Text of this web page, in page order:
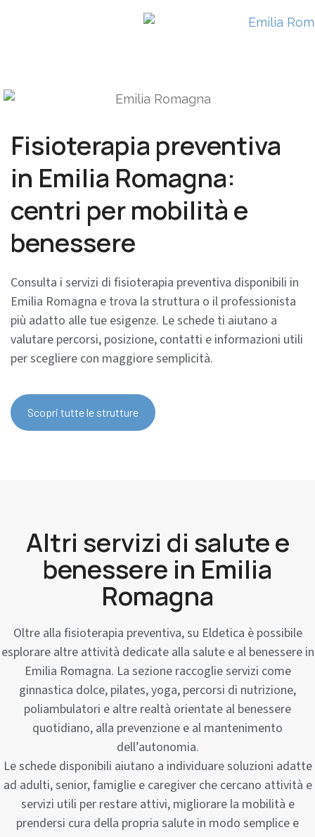
Fisioterapia preventiva
in Emilia Romagna:
centri per mobilità e
benessere
Consulta i servizi di fisioterapia preventiva disponibili in
Emilia Romagna e trova la struttura o il professionista
più adatto alle tue esigenze. Le schede ti aiutano a
valutare percorsi, posizione, contatti e informazioni utili
per scegliere con maggiore semplicità.
Scopri tutte le strutture
Altri servizi di salute e
benessere in Emilia
Romagna
Oltre alla fisioterapia preventiva, su Eldetica è possibile
esplorare altre attività dedicate alla salute e al benessere in
Emilia Romagna. La sezione raccoglie servizi come
ginnastica dolce, pilates, yoga, percorsi di nutrizione,
poliambulatori e altre realtà orientate al benessere
quotidiano, alla prevenzione e al mantenimento
dell’autonomia.
Le schede disponibili aiutano a individuare soluzioni adatte
ad adulti, senior, famiglie e caregiver che cercano attività e
servizi utili per restare attivi, migliorare la mobilità e
prendersi cura della propria salute in modo semplice e